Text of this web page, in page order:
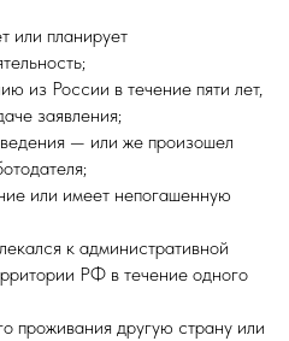
или планирует
из России в течение пяти лет,
заявления;
— или же произошел
или имеет непогашенную
к административной
РФ в течение одного
проживания другую страну или